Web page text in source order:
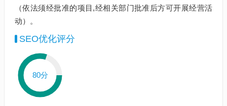
（依法须经批准的项目,经相关部门批准后方可开展经营活
动）。
SEO优化评分
80分